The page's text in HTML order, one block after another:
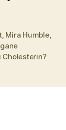
, Mira Humble,
Cholesterin?